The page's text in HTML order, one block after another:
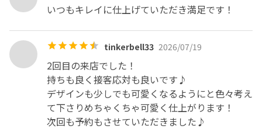
いつもキレイに仕上げていただき満足です！
tinkerbell33 2026/07/19
2回目の来店でした！
持ちも良く接客応対も良いです♪
デザインも少しでも可愛くなるようにと色々考え
て下さりめちゃくちゃ可愛く仕上がります！
次回も予約もさせていただきました♪